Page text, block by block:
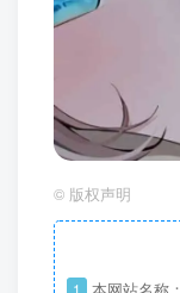
© 版权声明